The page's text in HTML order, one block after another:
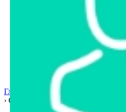
Арестованное имущество
Реестр несостоявшихся торгов
Реестр переоценок
Государственное имущество
Главная страница
› OP617 Фильтр масляный